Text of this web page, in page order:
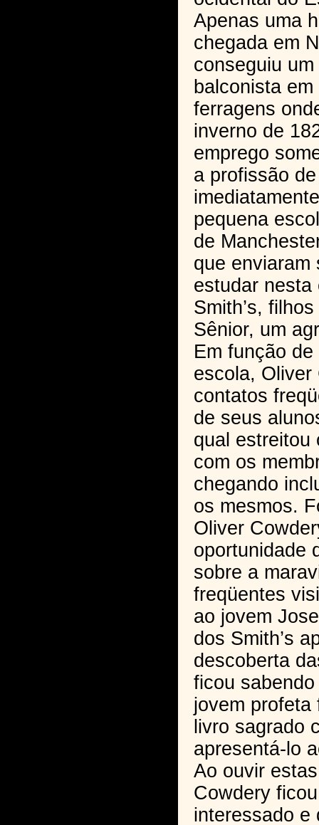
Apenas uma
chegada em
conseguiu
balconista
ferragens
inverno de
emprego
a profissão
pequena
de
que enviaram
estudar nesta
Smith’s,
Sênior, um
Em função
escola, Oliver
contatos
de seus
qual estreitou
com os
chegando
os mesmos.
Oliver
oportunidade
sobre a
freqüentes
ao jovem
dos Smith’s
descoberta
ficou
jovem profeta
livro sagrado
apresentá-lo
Ao ouvir
Cowdery
interessado e